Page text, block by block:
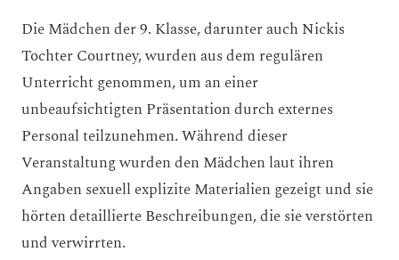
Die Mädchen der 9. Klasse, darunter auch Nickis
Tochter Courtney, wurden aus dem regulären
Unterricht genommen, um an einer
unbeaufsichtigten Präsentation durch externes
Personal teilzunehmen. Während dieser
Veranstaltung wurden den Mädchen laut ihren
Angaben sexuell explizite Materialien gezeigt und sie
hörten detaillierte Beschreibungen, die sie verstörten
und verwirrten.